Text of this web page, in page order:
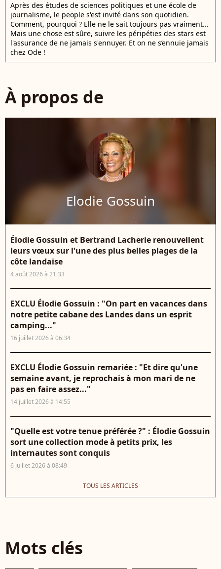
Après des études de sciences politiques et une école de
journalisme, le people s'est invité dans son quotidien.
Comment, pourquoi ? Elle ne le sait toujours pas vraiment...
Mais une chose est sûre, suivre les péripéties des stars est
l'assurance de ne jamais s'ennuyer. Et on ne s’ennuie jamais
chez Ode !
À propos de
Elodie Gossuin
Élodie Gossuin et Bertrand Lacherie renouvellent
leurs vœux sur l'une des plus belles plages de la
côte landaise
4 août 2026 à 21:33
EXCLU Élodie Gossuin : "On part en vacances dans
notre petite cabane des Landes dans un esprit
camping..."
16 juillet 2026 à 06:34
EXCLU Élodie Gossuin remariée : "Et dire qu'une
semaine avant, je reprochais à mon mari de ne
pas en faire assez..."
14 juillet 2026 à 14:55
"Quelle est votre tenue préférée ?" : Élodie Gossuin
sort une collection mode à petits prix, les
internautes sont conquis
6 juillet 2026 à 08:49
TOUS LES ARTICLES
Mots clés